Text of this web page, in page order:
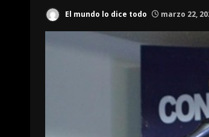
El mundo lo dice todo marzo 22,